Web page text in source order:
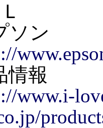
ン
報
www.i-